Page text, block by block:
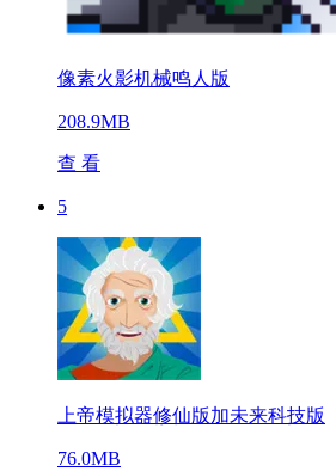
像素火影机械鸣人版
208.9MB
查 看
5
上帝模拟器修仙版加未来科技版
76.0MB